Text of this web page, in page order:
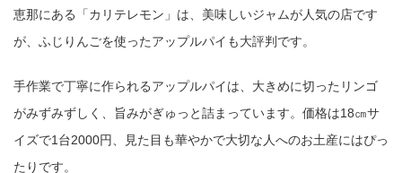
恵那にある「カリテレモン」は、美味しいジャムが人気の店です
が、ふじりんごを使ったアップルパイも大評判です。
手作業で丁寧に作られるアップルパイは、大きめに切ったリンゴ
がみずみずしく、旨みがぎゅっと詰まっています。価格は18㎝サ
イズで1台2000円、見た目も華やかで大切な人へのお土産にはぴっ
たりです。
https://jp.pokke.in/blog/7939 コピー